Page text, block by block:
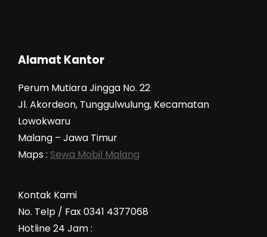
Alamat Kantor
Perum Mutiara Jingga No. 22
Jl. Akordeon, Tunggulwulung, Kecamatan
Lowokwaru
Malang – Jawa Timur
Maps : Sewa Mobil Malang
Kontak Kami
No. Telp / Fax 0341 4377068
Hotline 24 Jam :